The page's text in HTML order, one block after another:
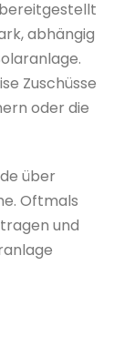
abhängig
Zuschüsse
oder die
über
Oftmals
und